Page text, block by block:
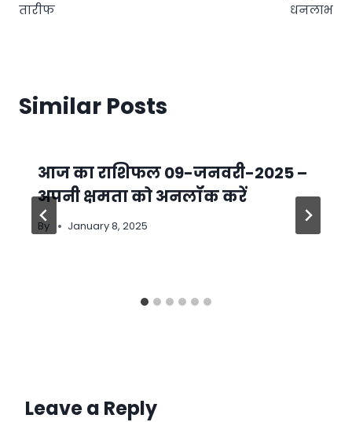
तारीफ
धनलाभ
Similar Posts
आज का राशिफल 09-जनवरी-2025 –
अपनी क्षमता को अनलॉक करें
By January 8, 2025
Leave a Reply